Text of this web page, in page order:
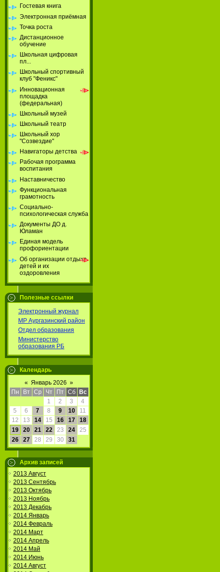
Гостевая книга
Электронная приёмная
Точка роста
Дистанционное
обучение
Школьная цифровая
пл...
Школьный спортивный
клуб "Феникс"
Инновационная
площадка
(федеральная)
Школьный музей
Школьный театр
Школьный хор
"Созвездие"
Навигаторы детства
Рабочая программа
воспитания
Наставничество
Функциональная
грамотность
Социально-
психологическая служба
Документы ДО д.
Юламан
Единая модель
профориентации
Об организации отдыха
детей и их
оздоровления
Полезные ссылки
Электронный журнал
МР Аургазинский район
Отдел образования
Министерство
образования РБ
Календарь
« Январь 2026 »
Пн
Вт Ср Чт Пт Сб
Вс
1
2 3
4
5
6 7 8 9 10
11
12
13 14 15 16 17
18
19
20 21 22 23 24
25
26
27 28 29 30 31
Архив записей
2013 Август
2013 Сентябрь
2013 Октябрь
2013 Ноябрь
2013 Декабрь
2014 Январь
2014 Февраль
2014 Март
2014 Апрель
2014 Май
2014 Июнь
2014 Август